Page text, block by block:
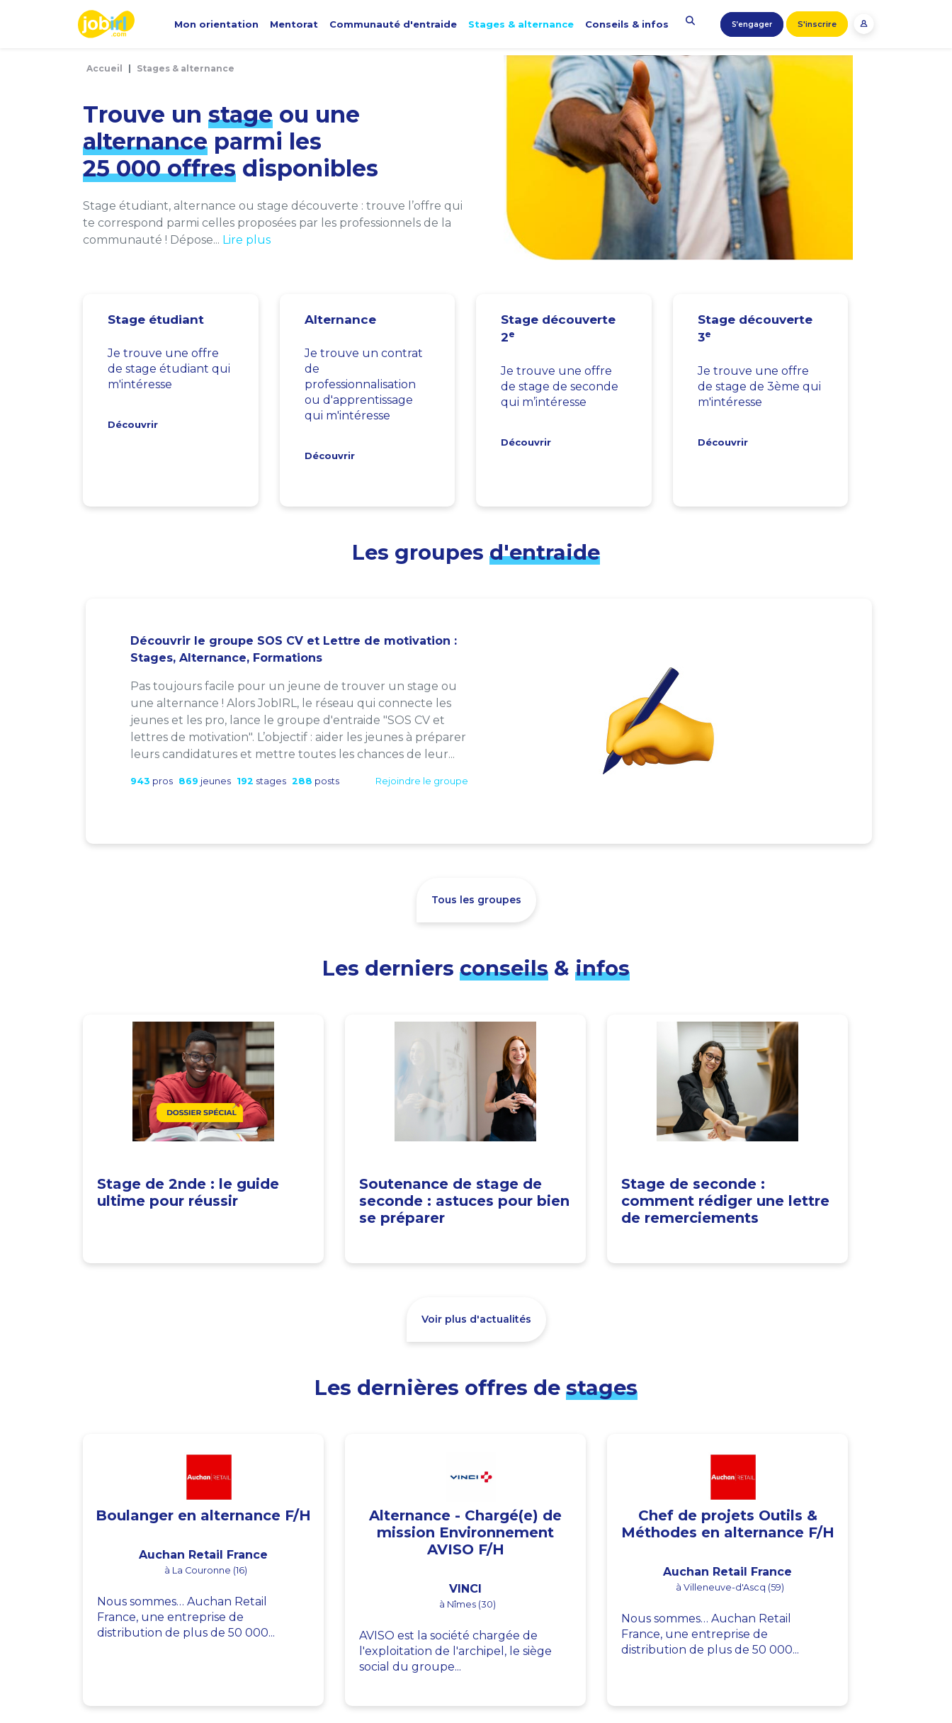
Mon orientation Mentorat Communauté d'entraide Stages & alternance Conseils & infos S’engager S'inscrire
Accueil Stages & alternance
Trouve un stage ou une
alternance parmi les
25 000 offres disponibles
Stage étudiant, alternance ou stage découverte : trouve l’offre qui
te correspond parmi celles proposées par les professionnels de la
communauté ! Dépose... Lire plus
Stage étudiant
Je trouve une offre
de stage étudiant qui
m'intéresse
Découvrir
Alternance
Je trouve un contrat
de
professionnalisation
ou d'apprentissage
qui m'intéresse
Découvrir
Stage découverte
2e
Je trouve une offre
de stage de seconde
qui m’intéresse
Découvrir
Stage découverte
3e
Je trouve une offre
de stage de 3ème qui
m'intéresse
Découvrir
Les groupes d'entraide
Découvrir le groupe SOS CV et Lettre de motivation :
Stages, Alternance, Formations
Pas toujours facile pour un jeune de trouver un stage ou
une alternance ! Alors JobIRL, le réseau qui connecte les
jeunes et les pro, lance le groupe d'entraide "SOS CV et
lettres de motivation". L’objectif : aider les jeunes à préparer
leurs candidatures et mettre toutes les chances de leur...
943 pros 869 jeunes 192 stages 288 posts Rejoindre le groupe
Tous les groupes
Les derniers conseils & infos
Stage de 2nde : le guide
ultime pour réussir
Soutenance de stage de
seconde : astuces pour bien
se préparer
Stage de seconde :
comment rédiger une lettre
de remerciements
Voir plus d'actualités
Les dernières offres de stages
Boulanger en alternance F/H
Auchan Retail France
à La Couronne (16)
Nous sommes… Auchan Retail
France, une entreprise de
distribution de plus de 50 000...
Alternance - Chargé(e) de
mission Environnement
AVISO F/H
VINCI
à Nîmes (30)
AVISO est la société chargée de
l'exploitation de l'archipel, le siège
social du groupe...
Chef de projets Outils &
Méthodes en alternance F/H
Auchan Retail France
à Villeneuve-d'Ascq (59)
Nous sommes… Auchan Retail
France, une entreprise de
distribution de plus de 50 000...
Panneau de gestion des cookies